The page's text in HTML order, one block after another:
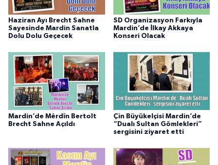
Haziran Ayı Brecht Sahne
Sayesinde Mardin Sanatla
Dolu Dolu Geçecek
SD Organizasyon Farkıyla
Mardin’de İlkay Akkaya
Konseri Olacak
Mardin’de Mêrdîn Bertolt
Brecht Sahne Açıldı
Çin Büyükelçisi Mardin’de
“Dualı Sultan Gömlekleri”
sergisini ziyaret etti